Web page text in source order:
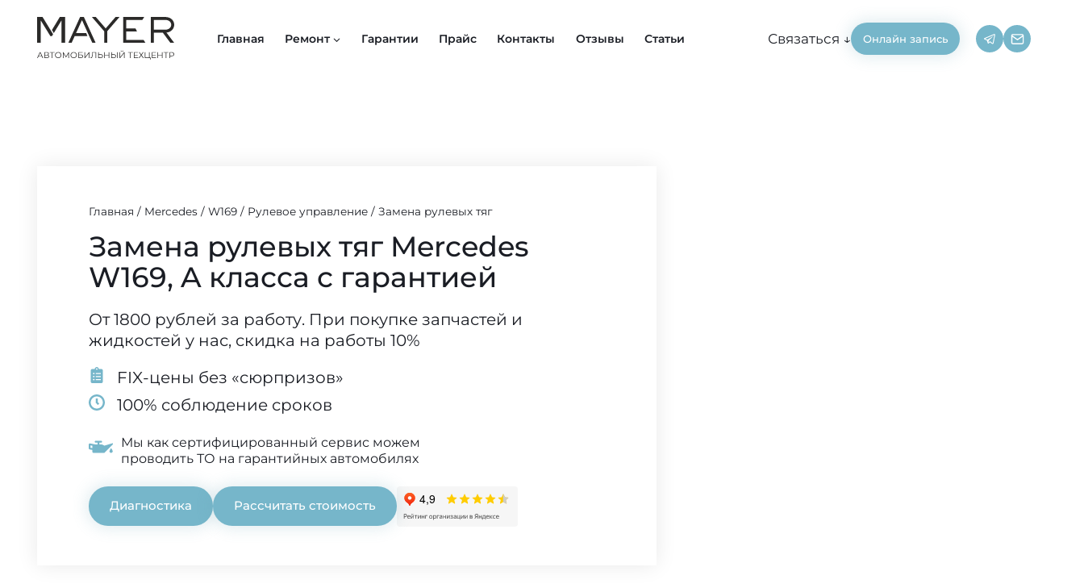
содержимому
Главная Ремонт Гарантии Прайс Контакты Отзывы Статьи Связаться ↓ Онлайн запись
Главная / Mercedes / W169 / Рулевое управление / Замена рулевых тяг
Замена рулевых тяг Mercedes
W169, A класса с гарантией
От 1800 рублей за работу. При покупке запчастей и
жидкостей у нас, скидка на работы 10%
FIX-цены без «сюрпризов»
100% соблюдение сроков
Мы как сертифицированный сервис можем
проводить ТО на гарантийных автомобилях
Диагностика Рассчитать стоимость